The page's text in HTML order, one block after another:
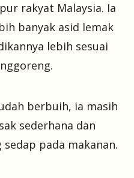
rakyat Malaysia. Ia
banyak asid lemak
lebih sesuai
berbuih, ia masih
sederhana dan
pada makanan.